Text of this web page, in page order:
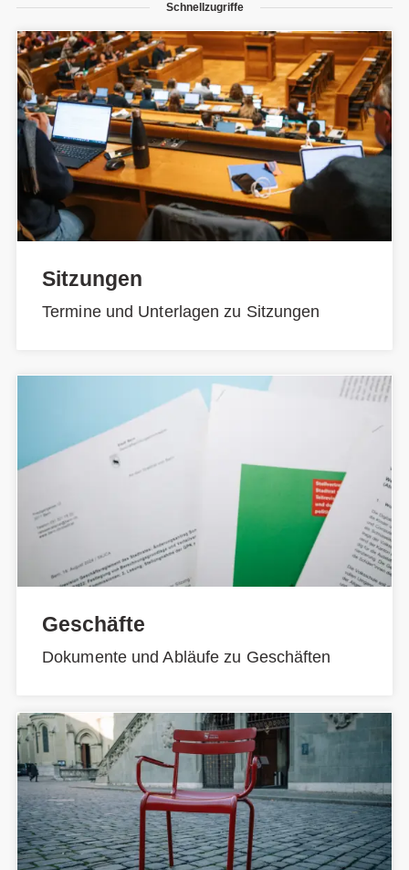
Schnellzugriffe
Sitzungen
Termine und Unterlagen zu Sitzungen
Geschäfte
Dokumente und Abläufe zu Geschäften